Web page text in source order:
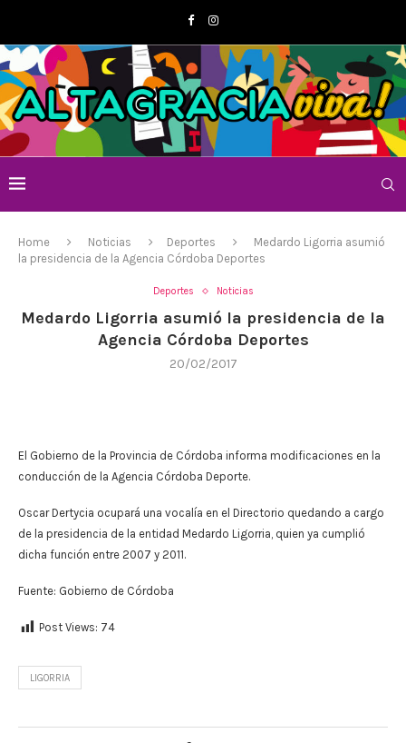
Home Noticias Deportes
Medardo Ligorria asumió
la presidencia de la Agencia Córdoba Deportes
Deportes Noticias
Medardo Ligorria asumió la presidencia de la
Agencia Córdoba Deportes
20/02/2017
El Gobierno de la Provincia de Córdoba informa modificaciones en la
conducción de la Agencia Córdoba Deporte.
Oscar Dertycia ocupará una vocalía en el Directorio quedando a cargo
de la presidencia de la entidad Medardo Ligorria, quien ya cumplió
dicha función entre 2007 y 2011.
Fuente: Gobierno de Córdoba
Post Views: 74
LIGORRIA